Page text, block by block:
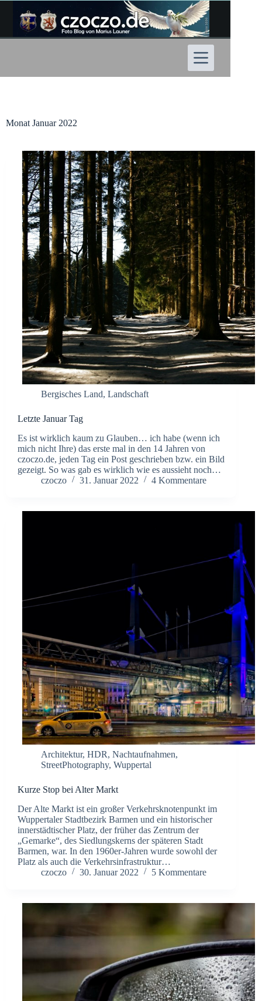
Inhalt
springen
Monat Januar 2022
Bergisches Land, Landschaft
Letzte Januar Tag
Es ist wirklich kaum zu Glauben… ich habe (wenn ich
mich nicht Ihre) das erste mal in den 14 Jahren von
czoczo.de, jeden Tag ein Post geschrieben bzw. ein Bild
gezeigt. So was gab es wirklich wie es aussieht noch…
czoczo
31. Januar 2022 4 Kommentare
Architektur, HDR, Nachtaufnahmen,
StreetPhotography, Wuppertal
Kurze Stop bei Alter Markt
Der Alte Markt ist ein großer Verkehrsknotenpunkt im
Wuppertaler Stadtbezirk Barmen und ein historischer
innerstädtischer Platz, der früher das Zentrum der
„Gemarke“, des Siedlungskerns der späteren Stadt
Barmen, war. In den 1960er-Jahren wurde sowohl der
Platz als auch die Verkehrsinfrastruktur…
czoczo
30. Januar 2022 5 Kommentare